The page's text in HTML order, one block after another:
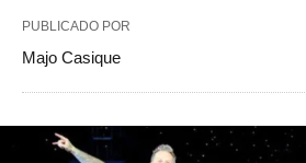
PUBLICADO POR
Majo Casique